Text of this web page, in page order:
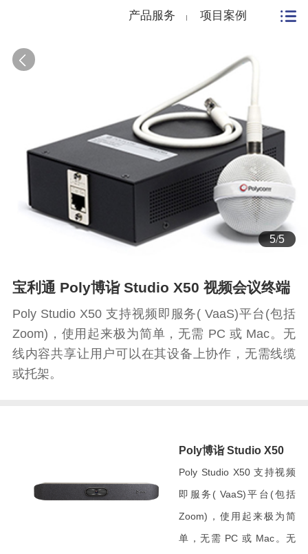
产品服务 项目案例
5/5
宝利通 Poly博诣 Studio X50 视频会议终端
Poly Studio X50 支持视频即服务( VaaS)平台(包括
Zoom)，使用起来极为简单，无需 PC 或 Mac。无
线内容共享让用户可以在其设备上协作，无需线缆
或托架。
Poly博诣 Studio X50
Poly Studio X50 支持视频
即服务( VaaS)平台(包括
Zoom)，使用起来极为简
单，无需 PC 或 Mac。无